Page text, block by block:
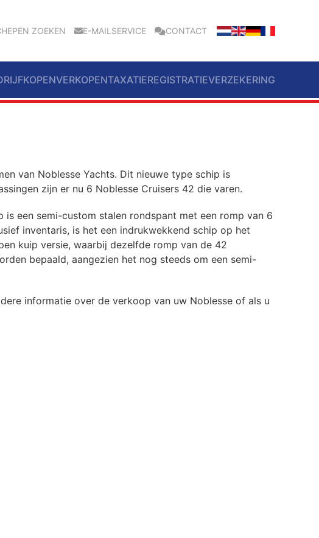
ZOEKEN E-MAILSERVICE CONTACT
KOPENVERKOPENTAXATIEREGISTRATIEVERZEKERING
van Noblesse Yachts. Dit nieuwe type schip is
zijn er nu 6 Noblesse Cruisers 42 die varen.
een semi-custom stalen rondspant met een romp van 6
inventaris, is het een indrukwekkend schip op het
kuip versie, waarbij dezelfde romp van de 42
bepaald, aangezien het nog steeds om een semi-
informatie over de verkoop van uw Noblesse of als u